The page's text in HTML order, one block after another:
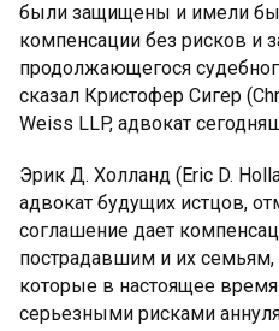
были защищены и имели бы
компенсации без рисков и
продолжающегося
сказал Кристофер Сигер
Weiss LLP, адвокат
Эрик Д. Холланд (Eric D.
адвокат будущих истцов,
соглашение дает
пострадавшим и их
которые в настоящее
серьезными рисками